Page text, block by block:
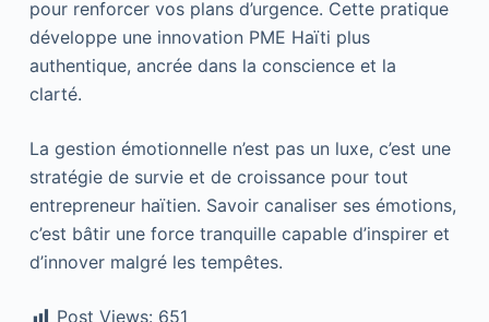
pour renforcer vos plans d’urgence. Cette pratique
développe une innovation PME Haïti plus
authentique, ancrée dans la conscience et la
clarté.
La gestion émotionnelle n’est pas un luxe, c’est une
stratégie de survie et de croissance pour tout
entrepreneur haïtien. Savoir canaliser ses émotions,
c’est bâtir une force tranquille capable d’inspirer et
d’innover malgré les tempêtes.
Post Views: 651